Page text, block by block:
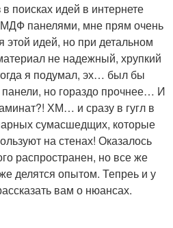
поисках идей в интернете
МДФ панелями, мне прям очень
этой идей, но при детальном
не надежный, хрупкий
я подумал, эх… был бы
но гораздо прочнее… И
ХМ… и сразу в гугл в
сумасшедщих, которые
на стенах! Оказалось
распространен, но все же
делятся опытом. Тепреь и у
вам о нюансах.